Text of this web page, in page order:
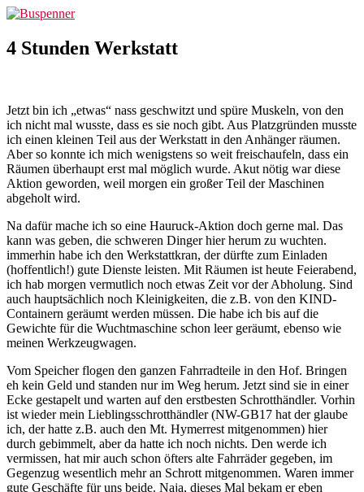
Zum
springen
4 Stunden Werkstatt
Jetzt bin ich „etwas“ nass geschwitzt und spüre Muskeln, von den
ich nicht mal wusste, dass es sie noch gibt. Aus Platzgründen musste
ich einen kleinen Teil aus der Werkstatt in den Anhänger räumen.
Aber so konnte ich mich wenigstens so weit freischaufeln, dass ein
Räumen überhaupt erst mal möglich wurde. Akut nötig war diese
Aktion geworden, weil morgen ein großer Teil der Maschinen
abgeholt wird.
Na dafür mache ich so eine Hauruck-Aktion doch gerne mal. Das
kann was geben, die schweren Dinger hier herum zu wuchten.
immerhin habe ich den Werkstattkran, der dürfte zum Einladen
(hoffentlich!) gute Dienste leisten. Mit Räumen ist heute Feierabend,
ich hab morgen vermutlich noch etwas Zeit vor der Abholung. Sind
auch hauptsächlich noch Kleinigkeiten, die z.B. von den KIND-
Containern geräumt werden müssen. Die habe ich bis auf die
Gewichte für die Wuchtmaschine schon leer geräumt, ebenso wie
meinen Werkzeugwagen.
Vom Speicher flogen den ganzen Fahrradteile in den Hof. Bringen
eh kein Geld und standen nur im Weg herum. Jetzt sind sie in einer
Ecke gestapelt und warten auf den erstbesten Schrotthändler. Vorhin
ist wieder mein Lieblingsschrotthändler (NW-GB17 hat der glaube
ich, der hatte z.B. auch den Mt. Hymerrest mitgenommen) hier
durch gebimmelt, aber da hatte ich noch nichts. Den werde ich
vermissen, hat mir auch schon öfters alte Fahrräder gegeben, im
Gegenzug wesentlich mehr an Schrott mitgenommen. Waren immer
gute Geschäfte für uns beide. Naja, dieses Mal bekam er eben